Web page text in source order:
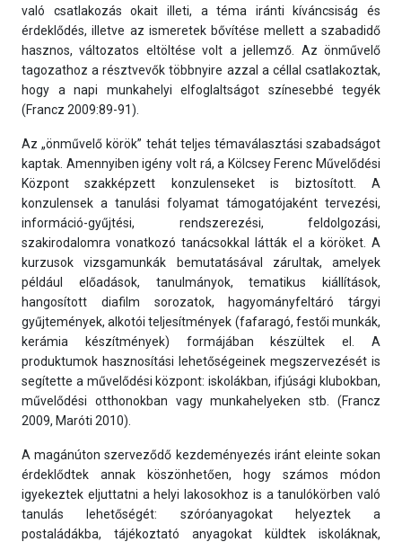
való csatlakozás okait illeti, a téma iránti kíváncsiság és
érdeklődés, illetve az ismeretek bővítése mellett a szabadidő
hasznos, változatos eltöltése volt a jellemző. Az önművelő
tagozathoz a résztvevők többnyire azzal a céllal csatlakoztak,
hogy a napi munkahelyi elfoglaltságot színesebbé tegyék
(Francz 2009:89-91).
Az „önművelő körök” tehát teljes témaválasztási szabadságot
kaptak. Amennyiben igény volt rá, a Kölcsey Ferenc Művelődési
Központ szakképzett konzulenseket is biztosított. A
konzulensek a tanulási folyamat támogatójaként tervezési,
információ-gyűjtési, rendszerezési, feldolgozási,
szakirodalomra vonatkozó tanácsokkal látták el a köröket. A
kurzusok vizsgamunkák bemutatásával zárultak, amelyek
például előadások, tanulmányok, tematikus kiállítások,
hangosított diafilm sorozatok, hagyományfeltáró tárgyi
gyűjtemények, alkotói teljesítmények (fafaragó, festői munkák,
kerámia készítmények) formájában készültek el. A
produktumok hasznosítási lehetőségeinek megszervezését is
segítette a művelődési központ: iskolákban, ifjúsági klubokban,
művelődési otthonokban vagy munkahelyeken stb. (Francz
2009, Maróti 2010).
A magánúton szerveződő kezdeményezés iránt eleinte sokan
érdeklődtek annak köszönhetően, hogy számos módon
igyekeztek eljuttatni a helyi lakosokhoz is a tanulókörben való
tanulás lehetőségét: szóróanyagokat helyeztek a
postaládákba, tájékoztató anyagokat küldtek iskoláknak,